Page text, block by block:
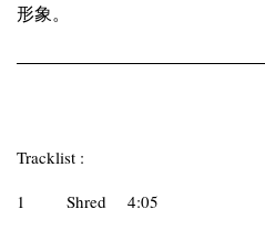
形象。
Tracklist :
1
Shred 4:05